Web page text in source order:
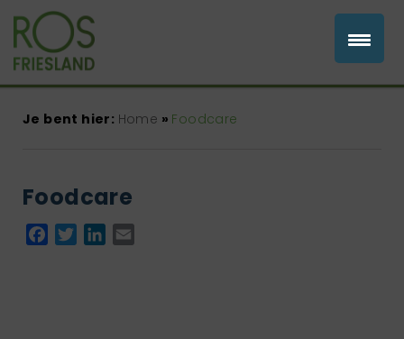
Je bent hier: Home » Foodcare
Foodcare
Facebook
TwitterLinkedIn